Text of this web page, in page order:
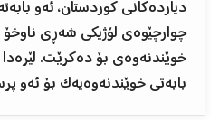
دياردەکانی کوردستان، ئەو
چوارچێوەی لۆژيکی شەڕی
خوێندنەوەی بۆ دەکرێت.
بابەتی خوێندنەوەیەک بۆ ئەو